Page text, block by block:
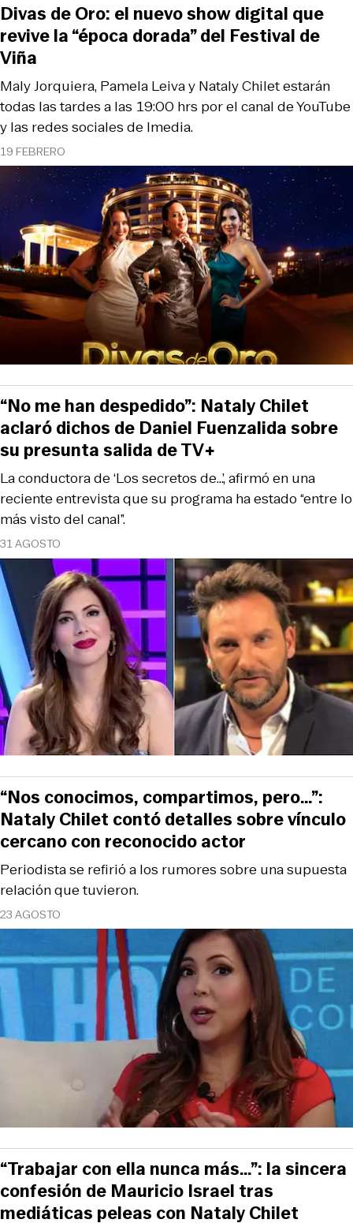
19 FEBRERO
Maly Jorquiera, Pamela Leiva y Nataly Chilet estarán
todas las tardes a las 19:00 hrs por el canal de YouTube
y las redes sociales de Imedia.
Divas de Oro: el nuevo show digital que
revive la “época dorada” del Festival de
Viña
31 AGOSTO
La conductora de ‘Los secretos de...’, afirmó en una
reciente entrevista que su programa ha estado “entre lo
más visto del canal”.
“No me han despedido”: Nataly Chilet
aclaró dichos de Daniel Fuenzalida sobre
su presunta salida de TV+
23 AGOSTO
Periodista se refirió a los rumores sobre una supuesta
relación que tuvieron.
“Nos conocimos, compartimos, pero…”:
Nataly Chilet contó detalles sobre vínculo
cercano con reconocido actor
“Trabajar con ella nunca más…”: la sincera
confesión de Mauricio Israel tras
mediáticas peleas con Nataly Chilet